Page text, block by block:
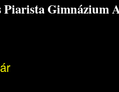
Gimnázium